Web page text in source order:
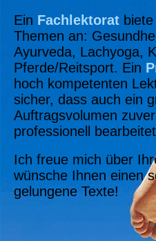
Ein Fachlektorat
Themen an:
Ayurveda, Lachyoga,
Pferde/Reitsport. Ein
hoch kompetenten
sicher, dass auch ein
Auftragsvolumen
professionell
Ich freue mich über
wünsche Ihnen einen
gelungene Texte!